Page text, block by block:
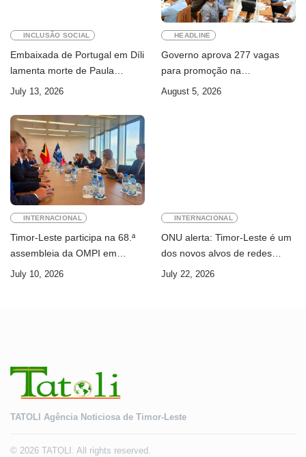
INCLUSÃO SOCIAL
Embaixada de Portugal em Díli
lamenta morte de Paula
Ferreira Pinto
July 13, 2026
HEADLINE
Governo aprova 277 vagas
para promoção na
Administração Pública
August 5, 2026
INTERNACIONAL
Timor-Leste participa na 68.ª
assembleia da OMPI em
Genebra
July 10, 2026
INTERNACIONAL
ONU alerta: Timor-Leste é um
dos novos alvos de redes
internacionais de cibercrime
July 22, 2026
TATOLI Agência Noticiosa de Timor-Leste
© 2026 TATOLI. All rights reserved.